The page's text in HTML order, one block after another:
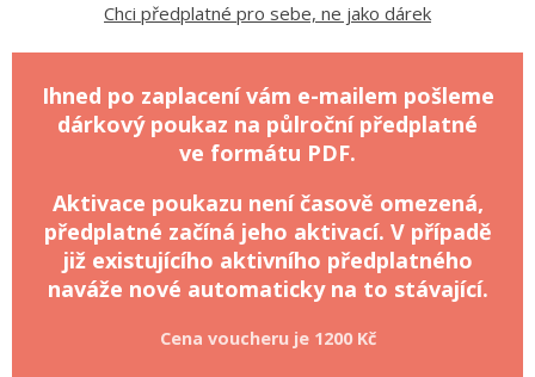
Chci předplatné pro sebe, ne jako dárek
Ihned po zaplacení vám e-mailem pošleme
dárkový poukaz na půlroční předplatné
ve formátu PDF.
Aktivace poukazu není časově omezená,
předplatné začíná jeho aktivací. V případě
již existujícího aktivního předplatného
naváže nové automaticky na to stávající.
Cena voucheru je 1200 Kč